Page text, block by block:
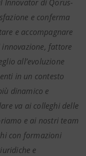
Innovator di Qorus-
e conferma
e accompagnare
fattore
all’evoluzione
in un contesto
dinamico e
va ai colleghi delle
e ai nostri team
con formazioni
e